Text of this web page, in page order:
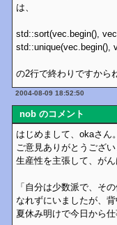
は、
std::sort(vec.begin(),
std::unique(vec.begin(),
の2行で終わりですから
2004-08-09 18:52:50
nob のコメント
はじめまして、okaさん。
ご意見ありがとうござい
生産性を主張して、がん
「自分は少数派で、そ
なれずにいましたが、背
夏休み明けで今日から